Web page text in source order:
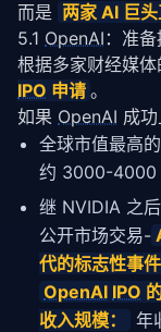
而是 两家 AI 巨头
5.1 OpenAI ：准
根据多家财经媒体
IPO 申请 。
如果 OpenAI 成功
全球市值最高
约 3000-4000
继 NVIDIA 之
公开市场交易-
代的标志性事件
OpenAI IPO
收入规模：
年